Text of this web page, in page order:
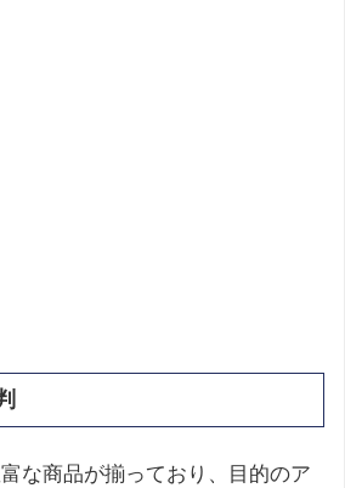
な商品が揃っており、目的のア